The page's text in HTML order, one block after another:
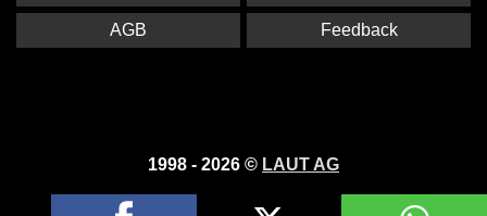
1998 - 2026 © LAUT AG
AGB Feedback